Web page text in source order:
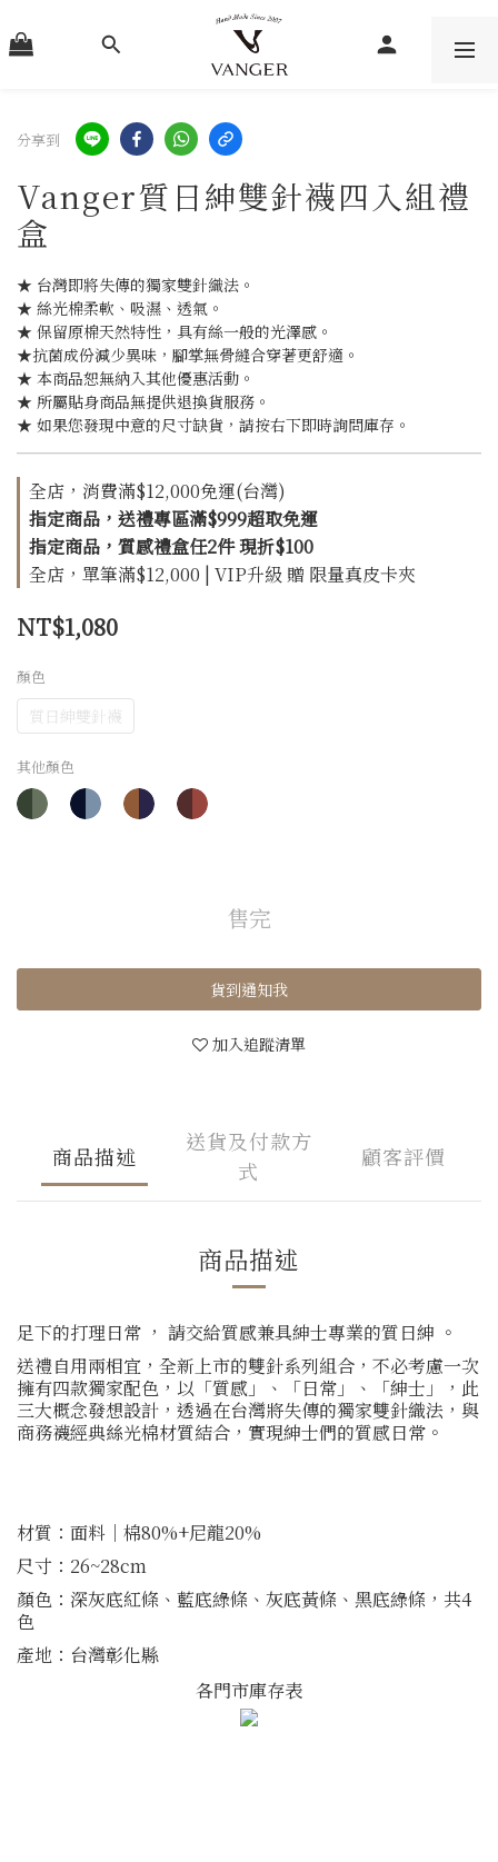
分享到
Vanger質日紳雙針襪四入組禮
盒
★ 台灣即將失傳的獨家雙針織法。
★ 絲光棉柔軟、吸濕、透氣。
★ 保留原棉天然特性，具有絲一般的光澤感。
★抗菌成份減少異味，腳掌無骨縫合穿著更舒適。
★ 本商品恕無納入其他優惠活動。
★ 所屬貼身商品無提供退換貨服務。
★ 如果您發現中意的尺寸缺貨，請按右下即時詢問庫存。
全店，消費滿$12,000免運(台灣)
指定商品，送禮專區滿$999超取免運
指定商品，質感禮盒任2件 現折$100
全店，單筆滿$12,000 | VIP升級 贈 限量真皮卡夾
NT$1,080
顏色
質日紳雙針襪
其他顏色
售完
貨到通知我
加入追蹤清單
商品描述
送貨及付款方
式
顧客評價
商品描述
足下的打理日常 ， 請交給質感兼具紳士專業的質日紳 。
送禮自用兩相宜，全新上市的雙針系列組合，不必考慮一次
擁有四款獨家配色，以「質感」、「日常」、「紳士」，此
三大概念發想設計，透過在台灣將失傳的獨家雙針織法，與
商務襪經典絲光棉材質結合，實現紳士們的質感日常。
材質：面料│棉80%+尼龍20%
尺寸：26~28cm
顏色：深灰底紅條、藍底綠條、灰底黃條、黑底綠條，共4
色
產地：台灣彰化縣
各門市庫存表